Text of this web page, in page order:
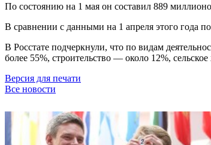
По состоянию на 1 мая он составил 889
В сравнении с данными на 1 апреля этого года
В Росстате подчеркнули, что по видам
более 55%, строительство — около 12%,
Версия для печати
Все новости